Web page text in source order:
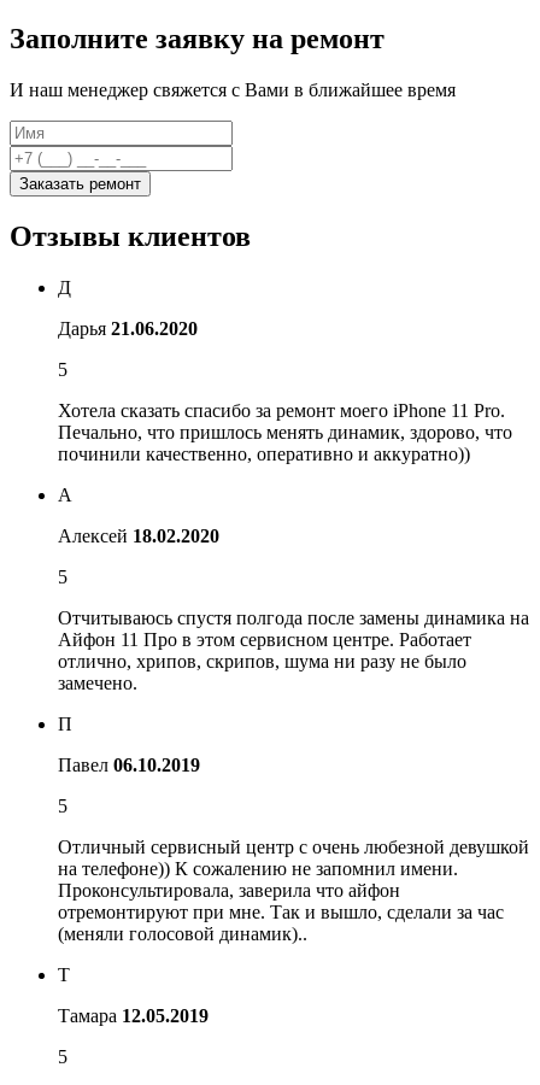
Заполните заявку на ремонт
И наш менеджер свяжется с Вами в ближайшее время
Заказать ремонт
Отзывы клиентов
Д
Дарья 21.06.2020
5
Хотела сказать спасибо за ремонт моего iPhone 11 Pro.
Печально, что пришлось менять динамик, здорово, что
починили качественно, оперативно и аккуратно))
А
Алексей 18.02.2020
5
Отчитываюсь спустя полгода после замены динамика на
Айфон 11 Про в этом сервисном центре. Работает
отлично, хрипов, скрипов, шума ни разу не было
замечено.
П
Павел 06.10.2019
5
Отличный сервисный центр с очень любезной девушкой
на телефоне)) К сожалению не запомнил имени.
Проконсультировала, заверила что айфон
отремонтируют при мне. Так и вышло, сделали за час
(меняли голосовой динамик)..
Т
Тамара 12.05.2019
5